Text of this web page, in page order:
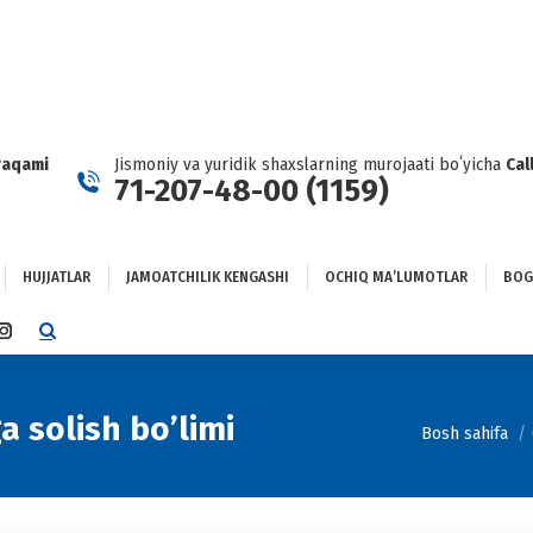
Jismoniy va yuridik shaxslarning murojaati boʻyicha
71-207-48-00 (1159)
HUJJATLAR JAMOATCHILIK KENGASHI OCHIQ MAʼLUMOTLAR
INSTAGRAM
NEWsolish bo’limi You are here:
Bosh sahifa